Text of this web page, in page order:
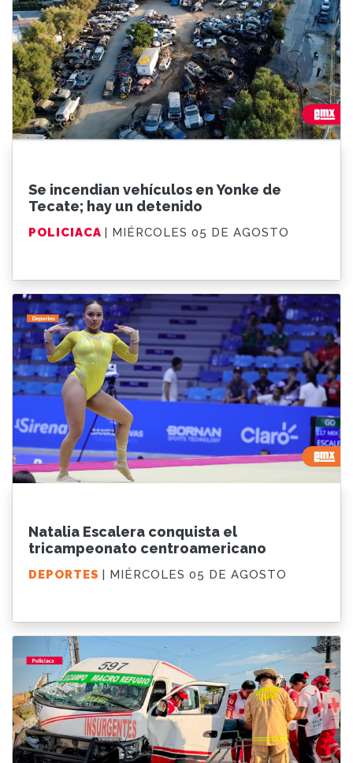
Se incendian vehículos en Yonke de
Tecate; hay un detenido
POLICIACA| MIÉRCOLES 05 DE AGOSTO
Natalia Escalera conquista el
tricampeonato centroamericano
DEPORTES| MIÉRCOLES 05 DE AGOSTO